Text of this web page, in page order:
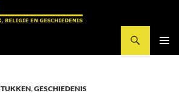
,GESCHIEDENIS